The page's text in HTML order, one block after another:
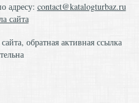
адресу: contact@katalogturbaz.ru
сайта
обратная активная ссылка